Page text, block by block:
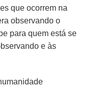
que ocorrem na
observando o
para quem está se
e às